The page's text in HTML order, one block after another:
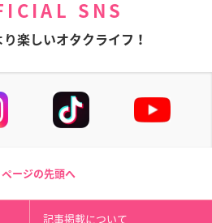
SNS
楽しいオタクライフ！
ページの先頭へ
記事掲載について